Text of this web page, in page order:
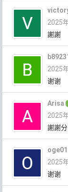
2025
謝謝
2025
谢谢
Arisa
2025
謝謝
2025
谢谢